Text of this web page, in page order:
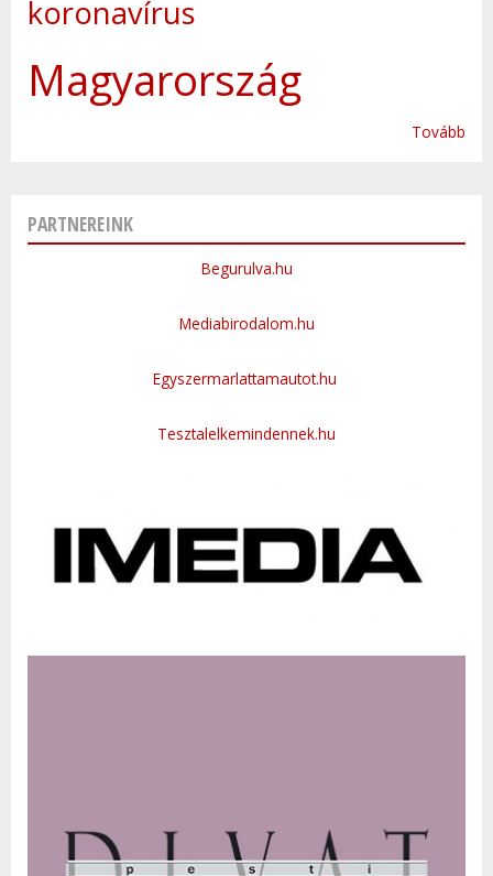
koronavírus
Magyarország
Tovább
PARTNEREINK
Begurulva.hu
Mediabirodalom.hu
Egyszermarlattamautot.hu
Tesztalelkemindennek.hu